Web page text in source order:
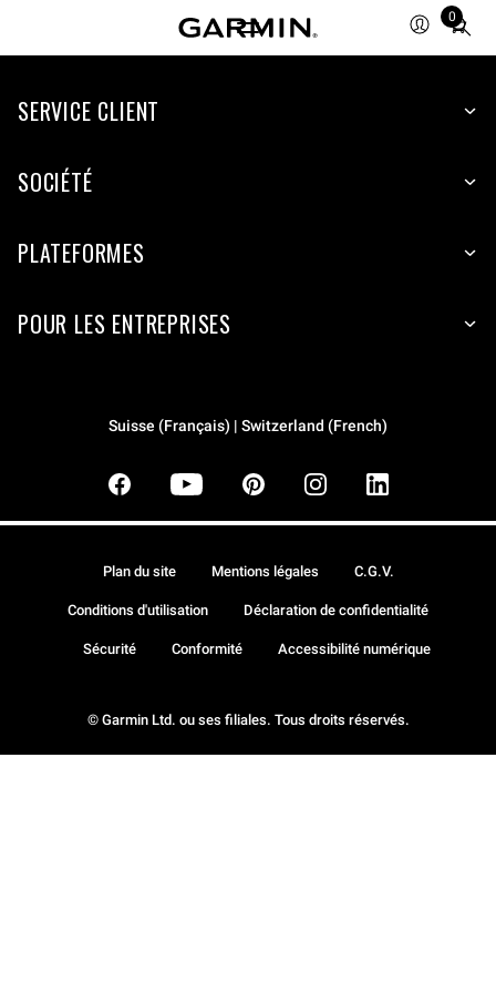
0
Total
items
cart:
SERVICE CLIENT
SOCIÉTÉ
PLATEFORMES
POUR LES ENTREPRISES
Suisse (Français) | Switzerland (French)
© Garmin Ltd. ou ses filiales. Tous droits réservés.
Plan du site Mentions légales C.G.V.
Conditions d'utilisation Déclaration de confidentialité
Sécurité Conformité Accessibilité numérique